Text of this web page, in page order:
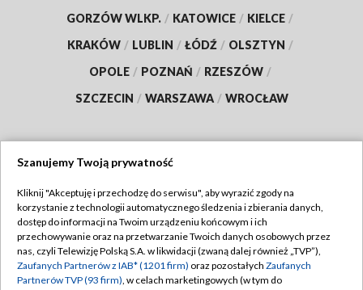
GORZÓW WLKP. / KATOWICE / KIELCE /
KRAKÓW / LUBLIN / ŁÓDŹ / OLSZTYN /
OPOLE / POZNAŃ / RZESZÓW /
SZCZECIN / WARSZAWA / WROCŁAW
TVP
Abonament TVP
Emisja w TVP
Regulamin TVP
Polityka prywatności
Szanujemy Twoją prywatność
Kliknij "Akceptuję i przechodzę do serwisu", aby wyrazić zgody na
korzystanie z technologii automatycznego śledzenia i zbierania danych,
dostęp do informacji na Twoim urządzeniu końcowym i ich
przechowywanie oraz na przetwarzanie Twoich danych osobowych przez
nas, czyli Telewizję Polską S.A. w likwidacji (zwaną dalej również „TVP”),
Zaufanych Partnerów z IAB* (1201 firm) oraz pozostałych Zaufanych
Partnerów TVP (93 firm), w celach marketingowych (w tym do